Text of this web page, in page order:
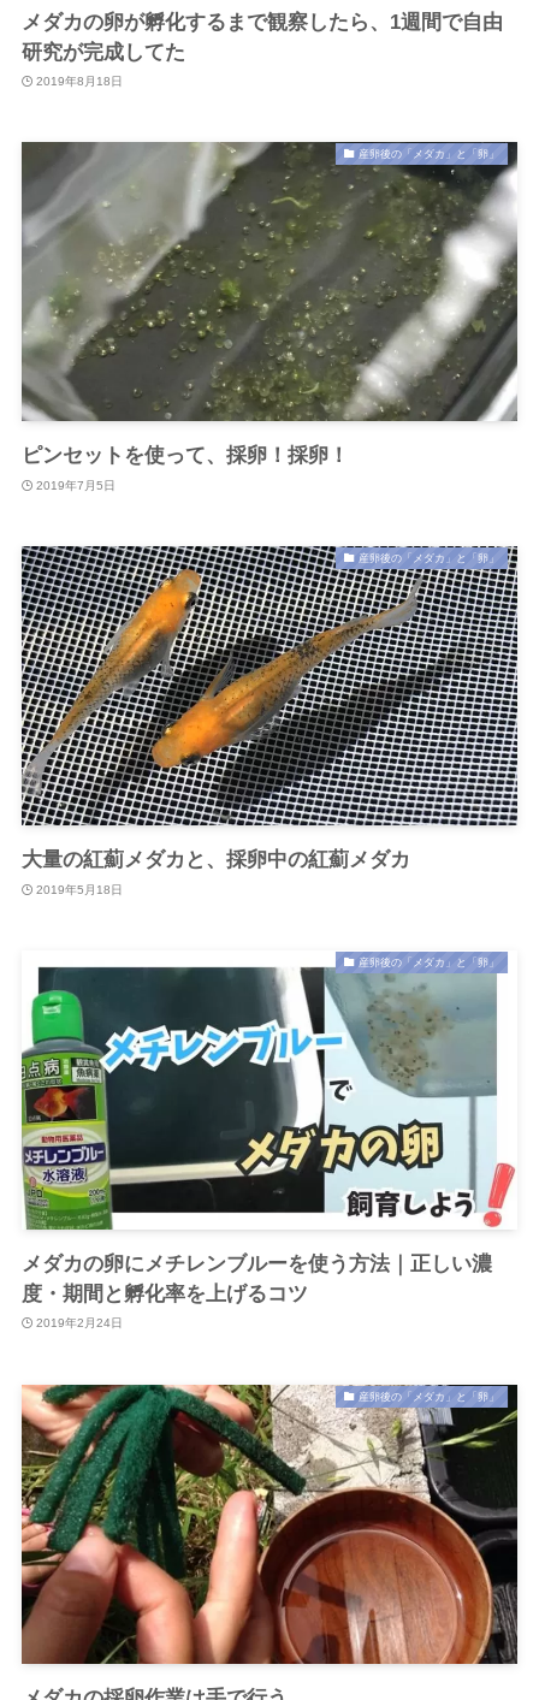
メダカの卵が孵化するまで観察したら、1週間で自由
研究が完成してた
2019年8月18日
産卵後の「メダカ」と「卵」
ピンセットを使って、採卵！採卵！
2019年7月5日
産卵後の「メダカ」と「卵」
大量の紅薊メダカと、採卵中の紅薊メダカ
2019年5月18日
産卵後の「メダカ」と「卵」
メダカの卵にメチレンブルーを使う方法｜正しい濃
度・期間と孵化率を上げるコツ
2019年2月24日
産卵後の「メダカ」と「卵」